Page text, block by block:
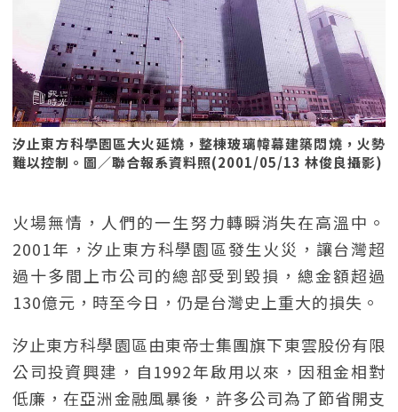
汐止東方科學園區大火延燒，整棟玻璃幃幕建築悶燒，火勢
難以控制。圖／聯合報系資料照(2001/05/13 林俊良攝影)
火場無情，人們的一生努力轉瞬消失在高溫中。
2001年，汐止東方科學園區發生火災，讓台灣超
過十多間上市公司的總部受到毀損，總金額超過
130億元，時至今日，仍是台灣史上重大的損失。
汐止東方科學園區由東帝士集團旗下東雲股份有限
公司投資興建，自1992年啟用以來，因租金相對
低廉，在亞洲金融風暴後，許多公司為了節省開支